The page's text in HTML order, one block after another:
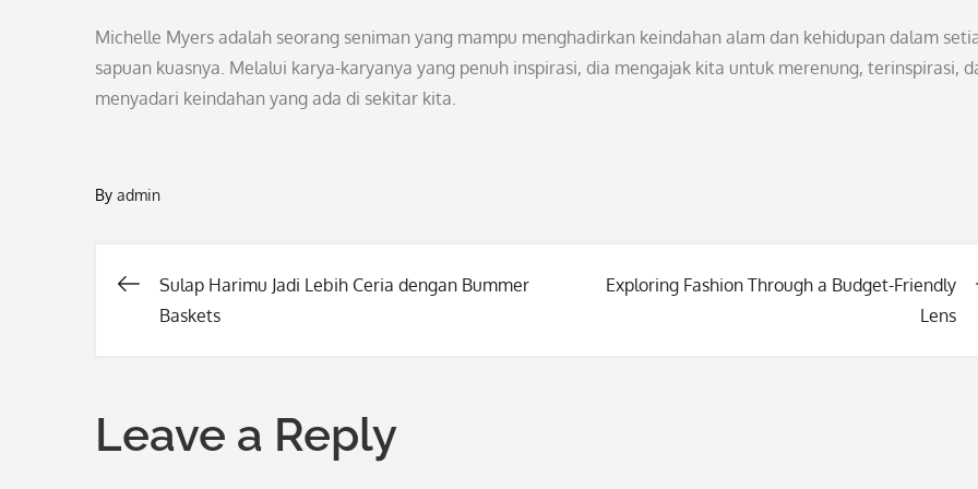
Michelle Myers adalah seorang seniman yang mampu menghadirkan keindahan alam dan kehidupan dalam
sapuan kuasnya. Melalui karya-karyanya yang penuh inspirasi, dia mengajak kita untuk merenung, terinspirasi,
menyadari keindahan yang ada di sekitar kita.
By admin
Post
Sulap Harimu Jadi Lebih Ceria dengan Bummer
Baskets
Exploring Fashion Through a Budget-Friendly
Lens
Leave a Reply